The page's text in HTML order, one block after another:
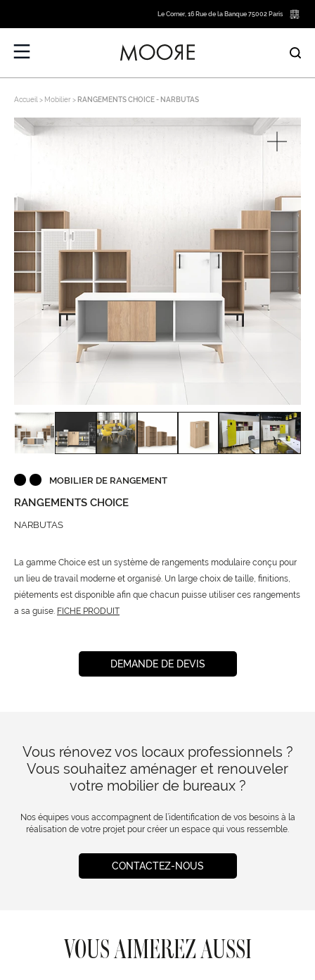
Le Corner, 16 Rue de la Banque 75002 Paris
Accueil Mobilier RANGEMENTS CHOICE - NARBUTAS
MOBILIER DE RANGEMENT
RANGEMENTS CHOICE
NARBUTAS
La gamme Choice est un système de rangements modulaire conçu pour
un lieu de travail moderne et organisé. Un large choix de taille, finitions,
piétements est disponible afin que chacun puisse utiliser ces rangements
a sa guise. FICHE PRODUIT
DEMANDE DE DEVIS
Vous rénovez vos locaux professionnels ?
Vous souhaitez aménager et renouveler
votre mobilier de bureaux ?
Nos équipes vous accompagnent de l’identification de vos besoins à la
réalisation de votre projet pour créer un espace qui vous ressemble.
CONTACTEZ-NOUS
VOUS AIMEREZ AUSSI